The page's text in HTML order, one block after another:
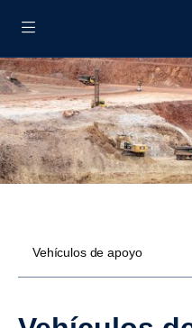
Vehículos de apoyo